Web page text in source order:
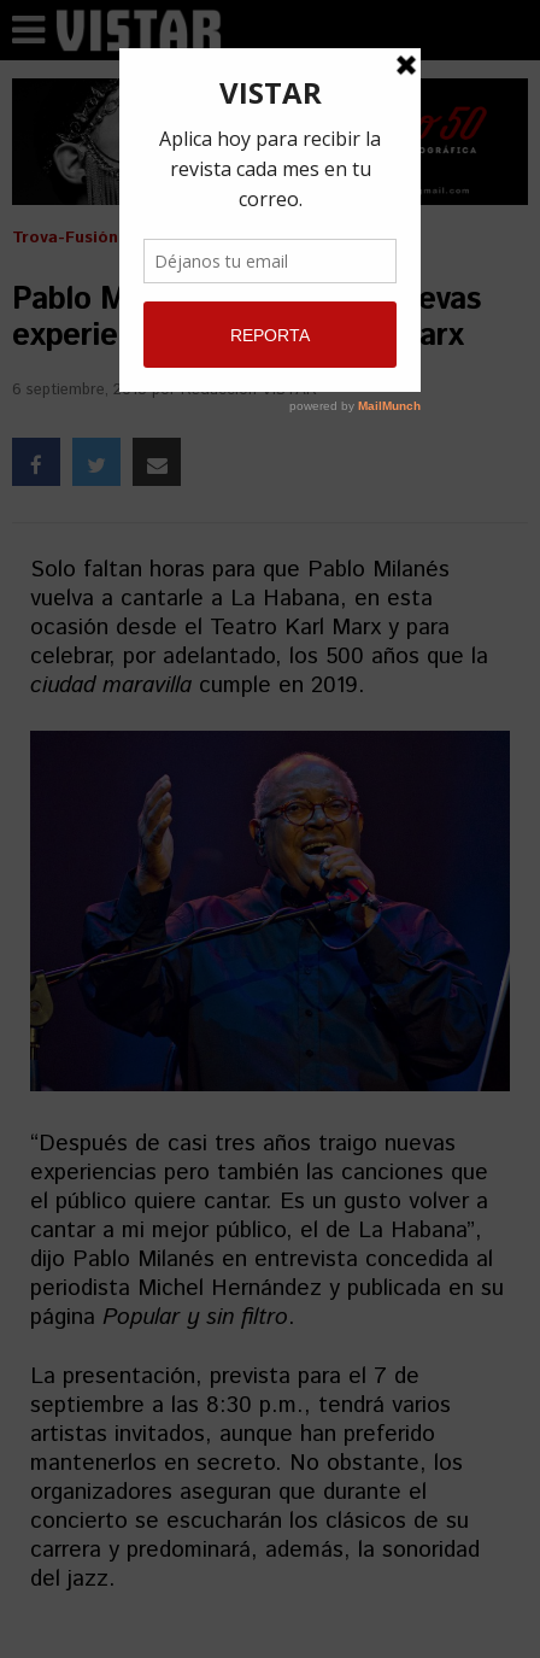
Trova-Fusión
Pablo Milanés llegará con nuevas
experiencias al teatro Karl Marx
6 septiembre, 2018 porRedacción VISTAR
Solo faltan horas para que Pablo Milanés
vuelva a cantarle a La Habana, en esta
ocasión desde el Teatro Karl Marx y para
celebrar, por adelantado, los 500 años que la
ciudad maravilla cumple en 2019.
“Después de casi tres años traigo nuevas
experiencias pero también las canciones que
el público quiere cantar. Es un gusto volver a
cantar a mi mejor público, el de La Habana”,
dijo Pablo Milanés en entrevista concedida al
periodista Michel Hernández y publicada en su
página Popular y sin filtro.
La presentación, prevista para el 7 de
septiembre a las 8:30 p.m., tendrá varios
artistas invitados, aunque han preferido
mantenerlos en secreto. No obstante, los
organizadores aseguran que durante el
concierto se escucharán los clásicos de su
carrera y predominará, además, la sonoridad
del jazz.